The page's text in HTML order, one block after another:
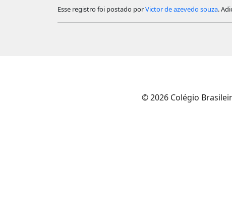
Esse registro foi postado porVictor de azevedo souza.
© 2026 Colégio